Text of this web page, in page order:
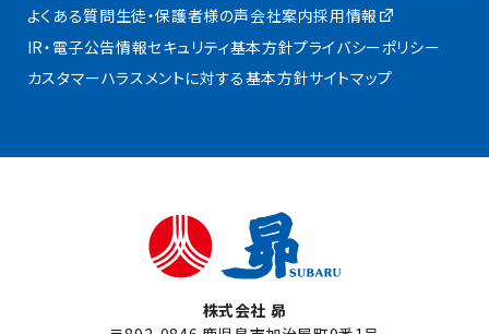
よくある質問生徒・保護者様の声会社案内採用情報
IR・電子公告情報セキュリティ基本方針プライバシーポリシー
カスタマーハラスメントに対する基本方針サイトマップ
株式会社 昴